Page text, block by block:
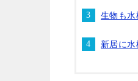
生物も水
新居に水